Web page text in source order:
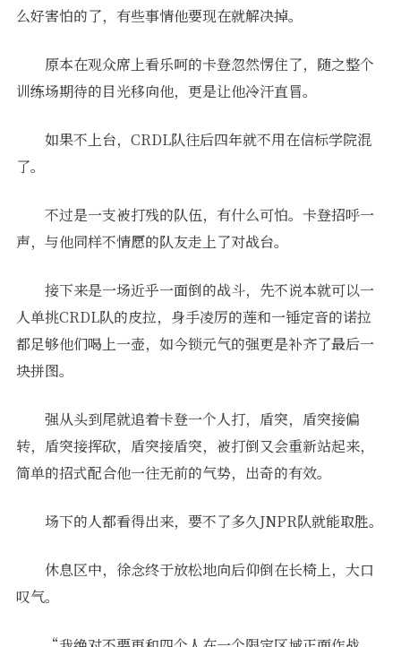
么好害怕的了，有些事情他要现在就解决掉。
原本在观众席上看乐呵的卡登忽然愣住了，随之整个
训练场期待的目光移向他，更是让他冷汗直冒。
如果不上台，CRDL队往后四年就不用在信标学院混
了。
不过是一支被打残的队伍，有什么可怕。卡登招呼一
声，与他同样不情愿的队友走上了对战台。
接下来是一场近乎一面倒的战斗，先不说本就可以一
人单挑CRDL队的皮拉，身手凌厉的莲和一锤定音的诺拉
都足够他们喝上一壶，如今锁元气的强更是补齐了最后一
块拼图。
强从头到尾就追着卡登一个人打，盾突，盾突接偏
转，盾突接挥砍，盾突接盾突，被打倒又会重新站起来，
简单的招式配合他一往无前的气势，出奇的有效。
场下的人都看得出来，要不了多久JNPR队就能取胜。
休息区中，徐念终于放松地向后仰倒在长椅上，大口
叹气。